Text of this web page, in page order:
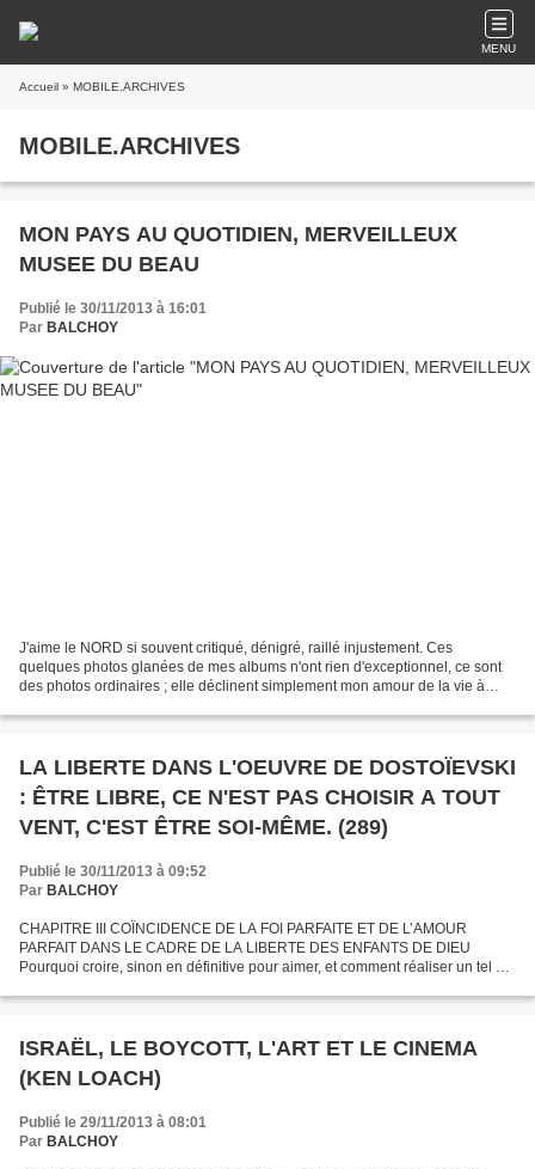
MENU
Accueil » MOBILE.ARCHIVES
MOBILE.ARCHIVES
MON PAYS AU QUOTIDIEN, MERVEILLEUX
MUSEE DU BEAU
Publié le 30/11/2013 à 16:01
Par BALCHOY
J'aime le NORD si souvent critiqué, dénigré, raillé injustement. Ces
quelques photos glanées de mes albums n'ont rien d'exceptionnel, ce sont
des photos ordinaires ; elle déclinent simplement mon amour de la vie à
LA LIBERTE DANS L'OEUVRE DE DOSTOÏEVSKI
: ÊTRE LIBRE, CE N'EST PAS CHOISIR A TOUT
VENT, C'EST ÊTRE SOI-MÊME. (289)
Publié le 30/11/2013 à 09:52
Par BALCHOY
CHAPITRE III COÏNCIDENCE DE LA FOI PARFAITE ET DE L’AMOUR
PARFAIT DANS LE CADRE DE LA LIBERTE DES ENFANTS DE DIEU
Pourquoi croire, sinon en définitive pour aimer, et comment réaliser un tel but
ISRAËL, LE BOYCOTT, L'ART ET LE CINEMA
(KEN LOACH)
Publié le 29/11/2013 à 08:01
Par BALCHOY